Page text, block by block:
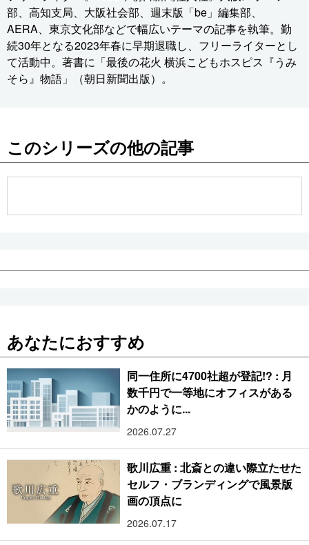
部、高知支局、大阪社会部、週末版「be」編集部、
AERA、東京文化部などで幅広いテーマの記事を執筆。勤
続30年となる2023年春に早期退職し、フリーライターとし
て活動中。著書に「最後の花火 横浜こどもホスピス『うみ
そら』物語」（朝日新聞出版）。
このシリーズの他の記事
あなたにおすすめ
同一住所に4700社超が登記!? : 月
数千円で一等地にオフィスがある
かのように...
2026.07.27
歌川広重 : 北斎との違い際立たせた
セルフ・ブランディングで風景版
画の頂点に
2026.07.17